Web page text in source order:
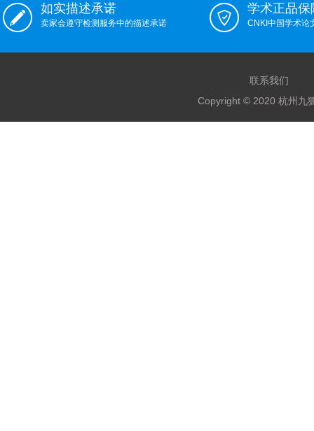
如实描述承诺
卖家会遵守检测服务中的描述承诺
学术正品保
CNKI中国学术论
联系我们
Copyright © 2020 杭州九